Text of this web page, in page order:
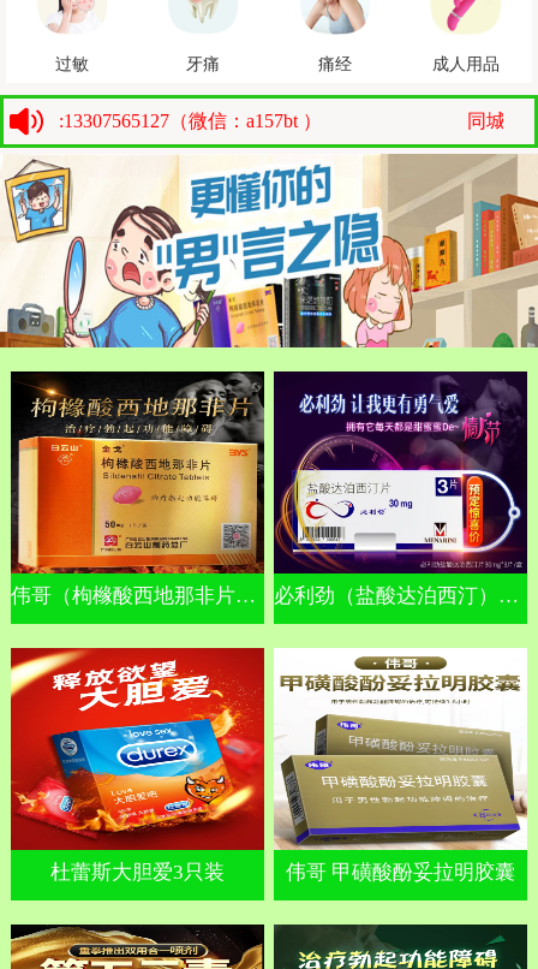
过敏 牙痛 痛经 成人用品
（微信：a157bt ） 同城送药上门
伟哥（枸橼酸西地那非片）金戈 必利劲（盐酸达泊西汀）早泄
杜蕾斯大胆爱3只装 伟哥 甲磺酸酚妥拉明胶囊